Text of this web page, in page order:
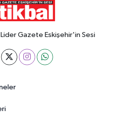
Gazete Eskişehir'in Sesi